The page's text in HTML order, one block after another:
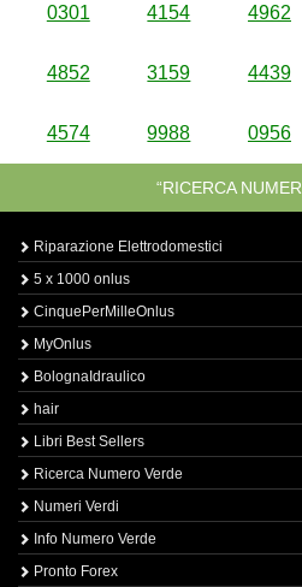
0301 4154 4962
4852 3159 4439
4574 9988 0956
“RICERCA
Riparazione Elettrodomestici
5 x 1000 onlus
CinquePerMilleOnlus
MyOnlus
BolognaIdraulico
hair
Libri Best Sellers
Ricerca Numero Verde
Numeri Verdi
Info Numero Verde
Pronto Forex